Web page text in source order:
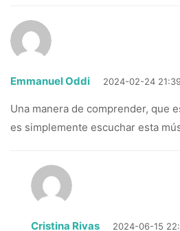
Emmanuel Oddi 2024-02-24
Una manera de comprender, que
es simplemente escuchar esta
Cristina Rivas 2024-06-15